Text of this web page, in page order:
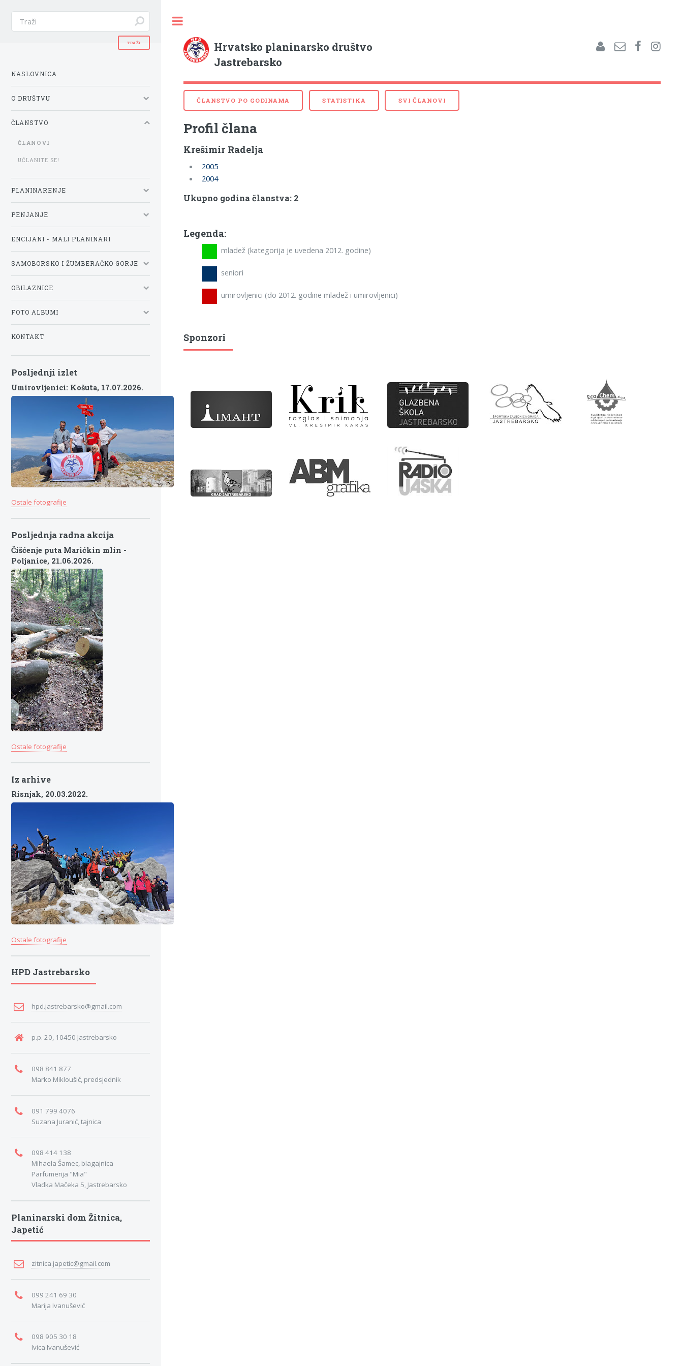
Hrvatsko planinarsko društvo
Jastrebarsko
ČLANSTVO PO GODINAMA STATISTIKA SVI ČLANOVI
Profil člana
Krešimir Radelja
2005
2004
Ukupno godina članstva: 2
Legenda:
mladež (kategorija je uvedena 2012. godine)
seniori
umirovljenici (do 2012. godine mladež i umirovljenici)
Sponzori
NASLOVNICA
O DRUŠTVU
ČLANSTVO
ČLANOVI
UČLANITE SE!
PLANINARENJE
PENJANJE
ENCIJANI - MALI PLANINARI
SAMOBORSKO I ŽUMBERAČKO GORJE
OBILAZNICE
FOTO ALBUMI
KONTAKT
Posljednji izlet
Umirovljenici: Košuta, 17.07.2026.
Ostale fotografije
Posljednja radna akcija
Čišćenje puta Marićkin mlin -
Poljanice, 21.06.2026.
Ostale fotografije
Iz arhive
Risnjak, 20.03.2022.
Ostale fotografije
HPD Jastrebarsko
hpd.jastrebarsko@gmail.com
p.p. 20, 10450 Jastrebarsko
098 841 877
Marko Mikloušić, predsjednik
091 799 4076
Suzana Juranić, tajnica
098 414 138
Mihaela Šamec, blagajnica
Parfumerija "Mia"
Vladka Mačeka 5, Jastrebarsko
Planinarski dom Žitnica,
Japetić
zitnica.japetic@gmail.com
099 241 69 30
Marija Ivanušević
098 905 30 18
Ivica Ivanušević